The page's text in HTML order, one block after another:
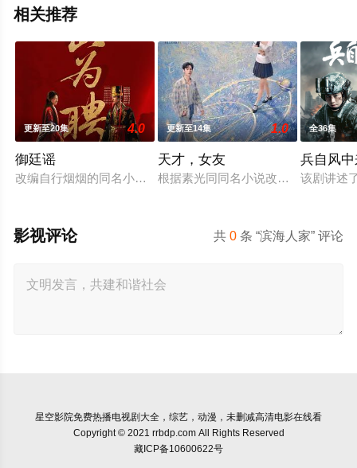
相关推荐
更新至20集 4.0
御廷谣
改编自行烟烟的同名小说。孟廷辉，大平王朝有史以来个以女
更新至14集 1.0
天才，女友
根据素光同同名小说改编。江逾白长
全36集
兵自风
该剧讲述
共0 条 “滨海人家” 评论
影视评论
星空影院免费热播电视剧大全，综艺，动漫，未删减高清电影在线看
Copyright © 2021 rrbdp.com All Rights Reserved
藏ICP备10600622号